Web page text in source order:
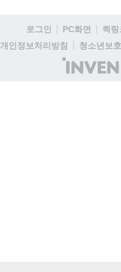
로그인 PC화면 퀵링
개인정보처리방침 청소년보
(주)
인